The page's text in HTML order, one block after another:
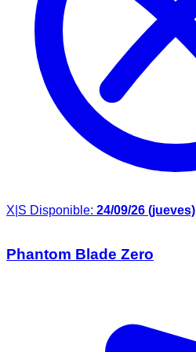
X|S Disponible: 24/09/26 (jueves)
Phantom Blade Zero